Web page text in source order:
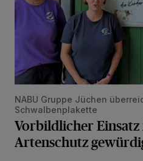
NABU Gruppe Jüchen
Schwalbenplakette
Vorbildlicher
Artenschutz